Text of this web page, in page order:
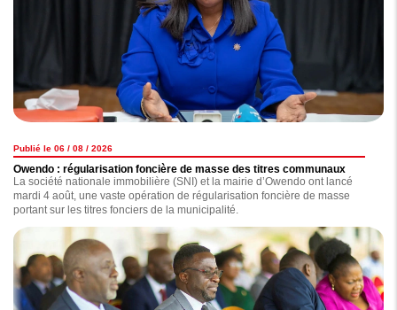
Publié le 06 / 08 / 2026
Owendo : régularisation foncière de masse des titres communaux
La société nationale immobilière (SNI) et la mairie d’Owendo ont lancé
mardi 4 août, une vaste opération de régularisation foncière de masse
portant sur les titres fonciers de la municipalité.